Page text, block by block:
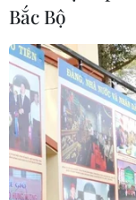
Tiên phóng vật
06/08/2026 08:31
Dấu mốc quan
Việt Nam-
06/08/2026 08:29
Bắc Bộ